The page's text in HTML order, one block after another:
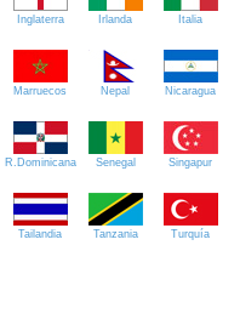
Inglaterra Irlanda Italia
Marruecos Nepal Nicaragua
R.Dominicana Senegal Singapur
Tailandia Tanzania Turquía